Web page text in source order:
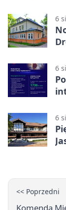
6
6
6
<< Poprzedni